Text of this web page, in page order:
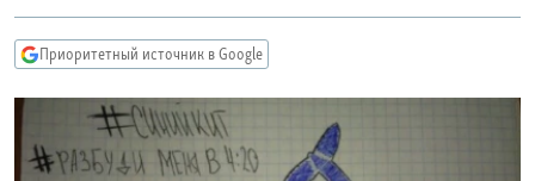
главной
навигации
Вернутся
поиску
IDEL.РЕАЛИИ
КАВКАЗ.РЕАЛИИ
СЕВЕР.РЕАЛИИ
Приоритетный источник в Google